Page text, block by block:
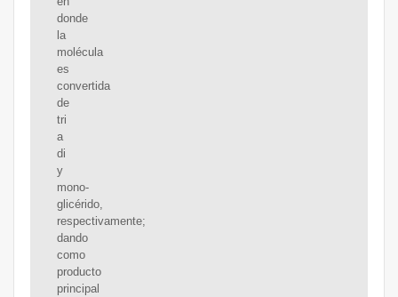
donde
la
molécula
es
convertida
de
tri
a
di
y
mono-
glicérido,
respectivamente;
dando
como
producto
principal